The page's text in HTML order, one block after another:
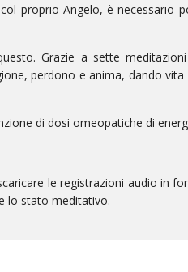
proprio Angelo, è necessario
Grazie a sette
perdono e anima, dando vita
di dosi omeopatiche di
le registrazioni audio in
lo stato meditativo.